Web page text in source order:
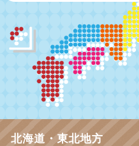
北海道・東北地方